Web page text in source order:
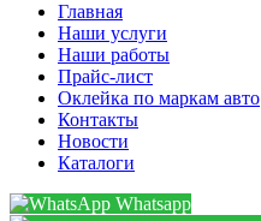
Главная
Наши услуги
Наши работы
Прайс-лист
Оклейка по маркам авто
Контакты
Новости
Каталоги
Whatsapp